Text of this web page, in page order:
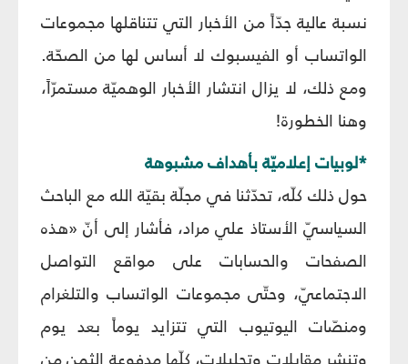
نسبة عالية جدّاً من الأخبار التي تتناقلها مجموعات
الواتساب أو الفيسبوك لا أساس لها من الصحّة.
ومع ذلك، لا يزال انتشار الأخبار الوهميّة مستمرّاً،
وهنا الخطورة!
*لوبيات إعلاميّة بأهداف مشبوهة
حول ذلك كلّه، تحدّثنا في مجلّة بقيّة الله مع الباحث
السياسيّ الأستاذ علي مراد، فأشار إلى أنّ «هذه
الصفحات والحسابات على مواقع التواصل
الاجتماعيّ، وحتّى مجموعات الواتساب والتلغرام
ومنصّات اليوتيوب التي تتزايد يوماً بعد يوم